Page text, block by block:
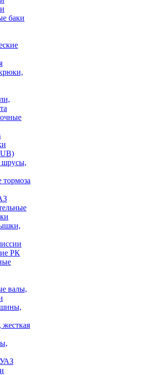
баки
шрусы,
тормоза
РК
валы,